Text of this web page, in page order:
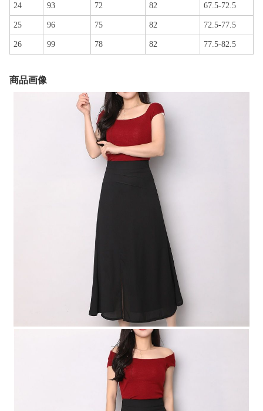
24 93 72 82 67.5-72.5
25 96 75 82 72.5-77.5
26 99 78 82 77.5-82.5
商品画像